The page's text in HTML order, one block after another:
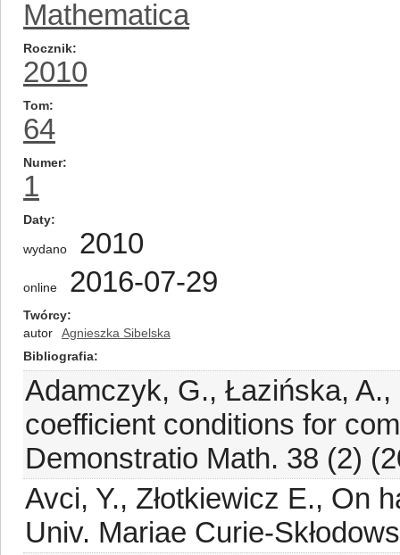
Mathematica
Rocznik
2010
Tom
64
Numer
1
Daty
wydano 2010
online 2016-07-29
Twórcy
autor
Agnieszka Sibelska
Bibliografia
Adamczyk, G., Łazińska,
coefficient conditions for
Demonstratio Math. 38 (2)
Avci, Y., Złotkiewicz E., On
Univ. Mariae Curie-